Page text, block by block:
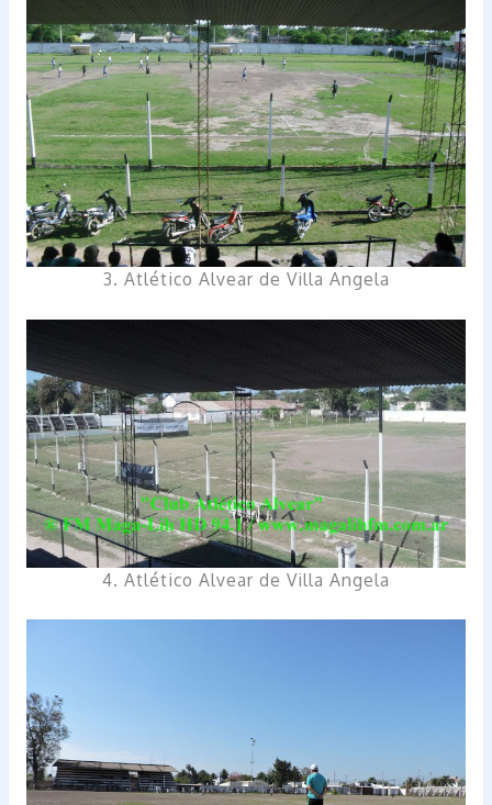
3. Atlético Alvear de Villa Angela
4. Atlético Alvear de Villa Angela